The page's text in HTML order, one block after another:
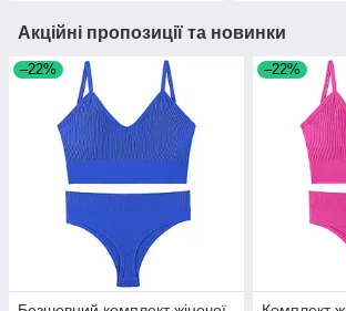
Акційні пропозиції та новинки
–22% –22%